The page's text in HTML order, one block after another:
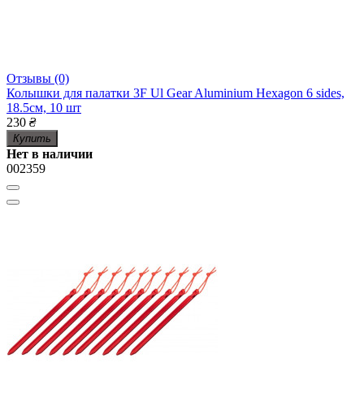
Отзывы (0)
Колышки для палатки 3F Ul Gear Aluminium Hexagon 6 sides,
18.5см, 10 шт
230 ₴
Купить
Нет в наличии
002359